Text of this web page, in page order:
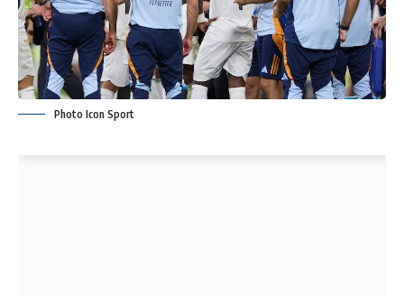
Photo Icon Sport